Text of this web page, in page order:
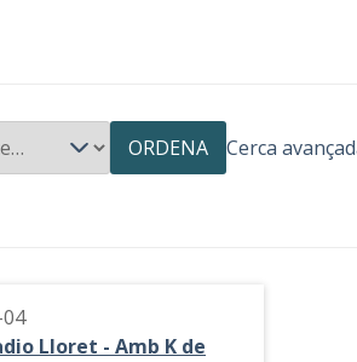
ORDENA Cerca
Lloret - Amb K de